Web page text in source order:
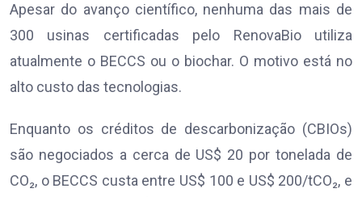
Apesar do avanço científico, nenhuma das mais de
300 usinas certificadas pelo RenovaBio utiliza
atualmente o BECCS ou o biochar. O motivo está no
alto custo das tecnologias.
Enquanto os créditos de descarbonização (CBIOs)
são negociados a cerca de US$ 20 por tonelada de
CO₂, o BECCS custa entre US$ 100 e US$ 200/tCO₂, e